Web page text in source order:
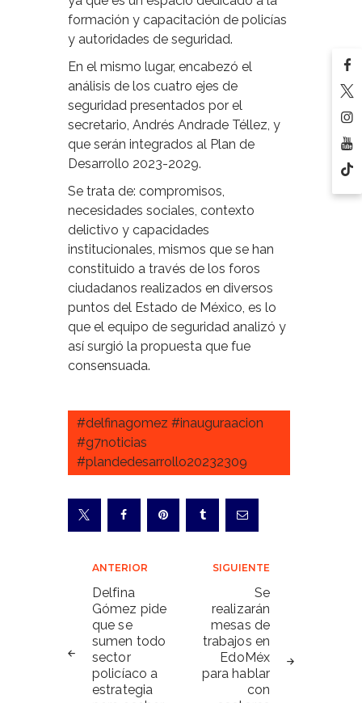
formación y capacitación de policías
y autoridades de seguridad.
En el mismo lugar, encabezó el
análisis de los cuatro ejes de
seguridad presentados por el
secretario, Andrés Andrade Téllez, y
que serán integrados al Plan de
Desarrollo 2023-2029.
Se trata de: compromisos,
necesidades sociales, contexto
delictivo y capacidades
institucionales, mismos que se han
constituido a través de los foros
ciudadanos realizados en diversos
puntos del Estado de México, es lo
que el equipo de seguridad analizó y
así surgió la propuesta que fue
consensuada.
#delfinagomez #inauguraacion
#g7noticias
#plandedesarrollo20232309
Navegación
de
entradas
ANTERIOR
Delfina
Gómez pide
que se
sumen todo
sector
policíaco a
estrategia
SIGUIENTE
Se
realizarán
mesas de
trabajos en
EdoMéx
para hablar
con